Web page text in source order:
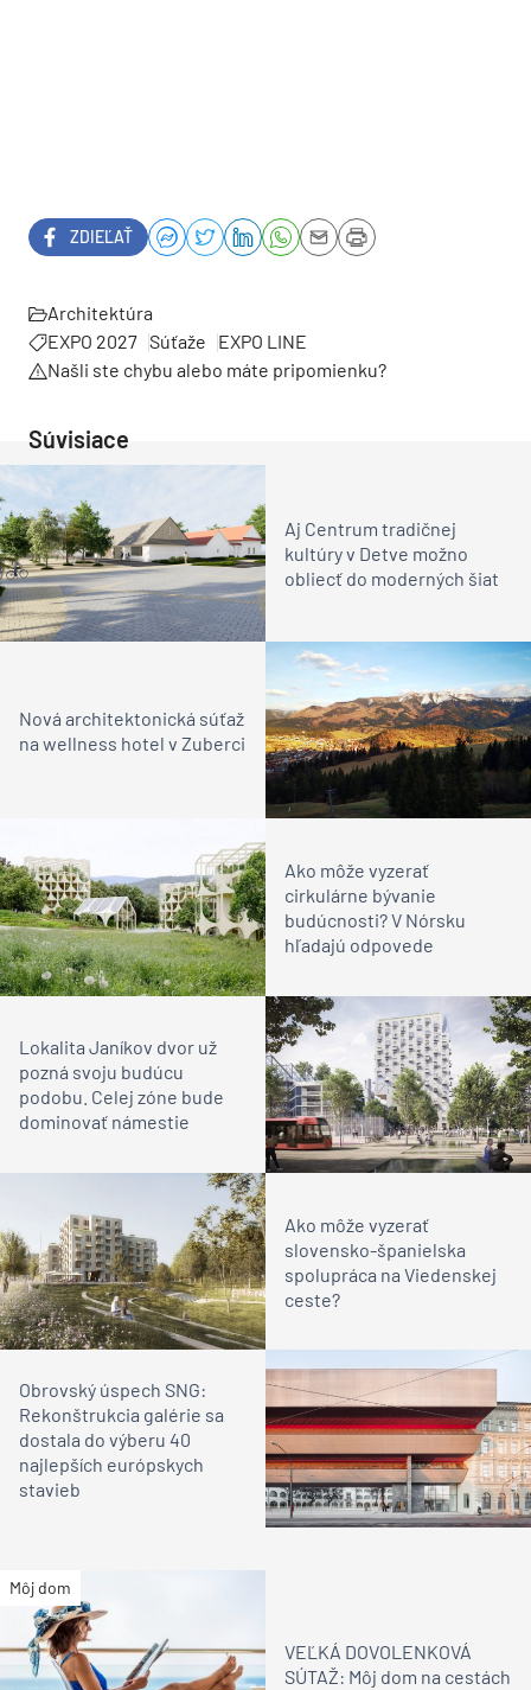
ZDIEĽAŤ
Architektúra
EXPO 2027 Súťaže
EXPO LINE
Našli ste chybu alebo máte pripomienku?
Súvisiace
Aj Centrum tradičnej
kultúry v Detve možno
obliecť do moderných šiat
Nová architektonická súťaž
na wellness hotel v Zuberci
Ako môže vyzerať
cirkulárne bývanie
budúcnosti? V Nórsku
hľadajú odpovede
Lokalita Janíkov dvor už
pozná svoju budúcu
podobu. Celej zóne bude
dominovať námestie
Ako môže vyzerať
slovensko-španielska
spolupráca na Viedenskej
ceste?
Obrovský úspech SNG:
Rekonštrukcia galérie sa
dostala do výberu 40
najlepších európskych
stavieb
Môj dom
VEĽKÁ DOVOLENKOVÁ
SÚTAŽ: Môj dom na cestách